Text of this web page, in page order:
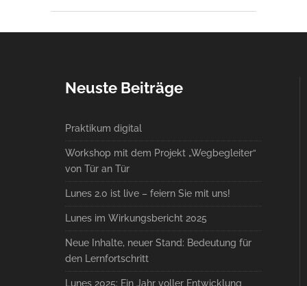
Neuste Beiträge
Praktikum digital
Workshop mit dem Projekt „Wegbegleiter“
von Tür an Tür
Lunes 2.0 ist live – feiern Sie mit uns!
Lunes im Wirkungsbericht 2025
Neue Inhalte, neuer Stand: Bedeutung für
den Lernfortschritt
Lunes 2025: Ein Jahr voller Entwicklung